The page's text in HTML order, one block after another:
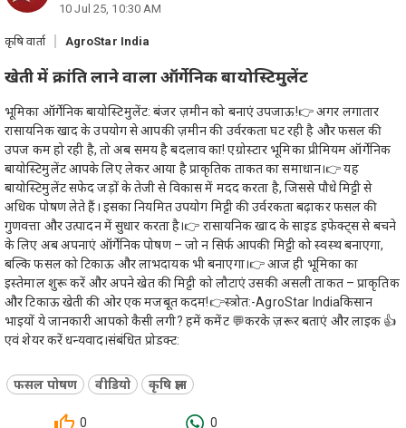
10 Jul 25, 10:30 AM
कृषि वार्ता AgroStar India
खेती में क्रांति लाने वाला ऑर्गेनिक बायोस्टिमुलेंट
भूमिका ऑर्गेनिक बायोस्टिमुलेंट: बंजर ज़मीन को बनाएं उपजाऊ!👉 अगर लगातार
रासायनिक खाद के उपयोग से आपकी ज़मीन की उर्वरकता घट रही है और फसल की
उपज कम हो रही है, तो अब समय है बदलाव का! एग्रोस्टार भूमिका प्रीमियम ऑर्गेनिक
बायोस्टिमुलेंट आपके लिए लेकर आया है प्राकृतिक ताकत का समाधान।👉 यह
बायोस्टिमुलेंट सफेद जड़ों के तेजी से विकास में मदद करता है, जिससे पौधे मिट्टी से
अधिक पोषण लेते हैं। इसका नियमित उपयोग मिट्टी की उर्वरकता बढ़ाकर फसल की
गुणवत्ता और उत्पादन में सुधार करता है।👉 रासायनिक खाद के साइड इफेक्ट्स से बचने
के लिए अब अपनाएं ऑर्गेनिक पोषण – जो न सिर्फ आपकी मिट्टी को स्वस्थ बनाएगा,
बल्कि फसल को टिकाऊ और लाभदायक भी बनाएगा।👉 आज ही भूमिका का
इस्तेमाल शुरू करें और अपने खेत की मिट्टी को लौटाएं उसकी असली ताकत – प्राकृतिक
और टिकाऊ खेती की ओर एक मजबूत कदम!👉स्त्रोत:-AgroStar Indiaकिसान
भाइयों ये जानकारी आपको कैसी लगी? हमें कमेंट 💬करके ज़रूर बताएं और लाइक 👍
एवं शेयर करें धन्यवाद।संबंधित प्रोडक्ट:
फसल पोषण वीडियो कृषि ज्ञान
0 0